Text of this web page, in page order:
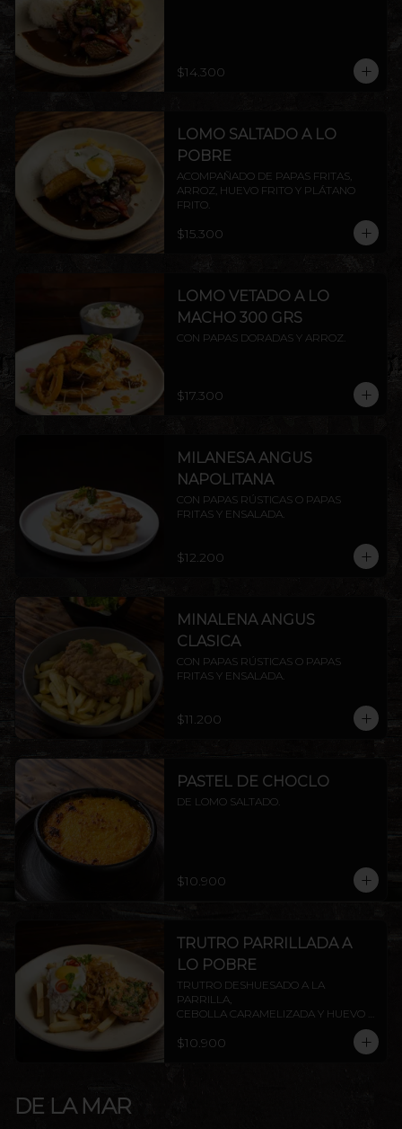
$14.300
LOMO SALTADO A LO
POBRE
ACOMPAÑADO DE PAPAS FRITAS,
ARROZ, HUEVO FRITO Y PLÁTANO
FRITO.
$15.300
LOMO VETADO A LO
MACHO 300 GRS
CON PAPAS DORADAS Y ARROZ.
$17.300
MILANESA ANGUS
NAPOLITANA
CON PAPAS RÚSTICAS O PAPAS
FRITAS Y ENSALADA.
$12.200
MINALENA ANGUS
CLASICA
CON PAPAS RÚSTICAS O PAPAS
FRITAS Y ENSALADA.
$11.200
PASTEL DE CHOCLO
DE LOMO SALTADO.
$10.900
TRUTRO PARRILLADA A
LO POBRE
TRUTRO DESHUESADO A LA
PARRILLA,
CEBOLLA CARAMELIZADA Y HUEVO
$10.900
DE LA MAR